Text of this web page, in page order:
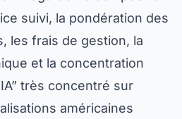
suivi, la pondération des
les frais de gestion, la
et la concentration
très concentré sur
américaines